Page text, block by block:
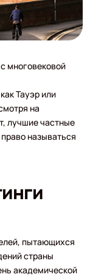
многовековой
Тауэр или
на
лучшие частные
называться
пытающихся
страны
академической